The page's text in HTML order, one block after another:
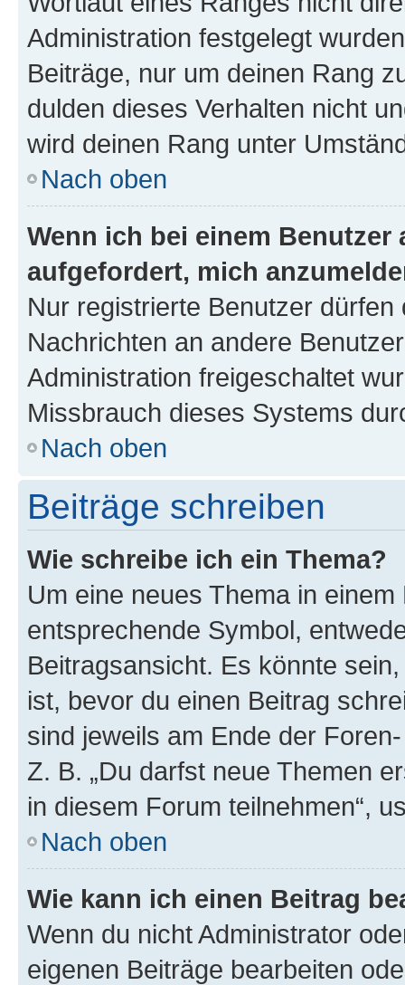
Administration festgelegt
Beiträge, nur um deinen Rang
dulden dieses Verhalten nicht
wird deinen Rang unter
Nach oben
Wenn ich bei einem
aufgefordert, mich
Nur registrierte Benutzer
Nachrichten an andere
Administration freigeschaltet
Missbrauch dieses Systems
Nach oben
Beiträge schreiben
Wie schreibe ich ein Thema?
Um eine neues Thema in
entsprechende Symbol,
Beitragsansicht. Es könnte
ist, bevor du einen Beitrag
sind jeweils am Ende der
Z. B. „Du darfst neue Themen
in diesem Forum teilnehmen“,
Nach oben
Wie kann ich einen Beitrag
Wenn du nicht Administrator
eigenen Beiträge bearbeiten